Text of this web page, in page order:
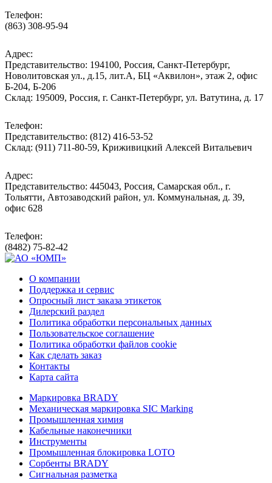
Телефон:
(863) 308-95-94
Адрес:
Представительство: 194100, Россия, Санкт-Петербург,
Новолитовская ул., д.15, лит.А, БЦ «Аквилон», этаж 2, офис
Б-204, Б-206
Склад: 195009, Россия, г. Санкт-Петербург, ул. Ватутина, д. 17
Телефон:
Представительство: (812) 416-53-52
Склад: (911) 711-80-59, Криживицкий Алексей Витальевич
Адрес:
Представительство: 445043, Россия, Самарская обл., г.
Тольятти, Автозаводский район, ул. Коммунальная, д. 39,
офис 628
Телефон:
(8482) 75-82-42
О компании
Поддержка и сервис
Опросный лист заказа этикеток
Дилерский раздел
Политика обработки персональных данных
Пользовательское соглашение
Политика обработки файлов cookie
Как сделать заказ
Контакты
Карта сайта
Маркировка BRADY
Механическая маркировка SIC Marking
Промышленная химия
Кабельные наконечники
Инструменты
Промышленная блокировка LOTO
Сорбенты BRADY
Сигнальная разметка